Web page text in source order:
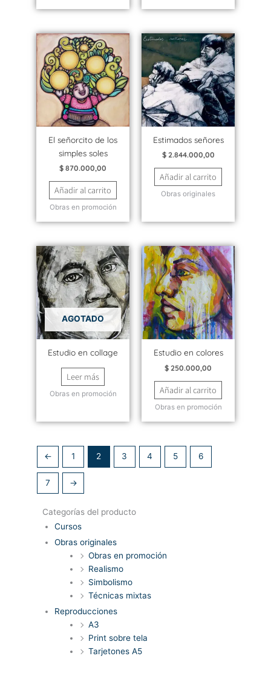
El señorcito de los
simples soles
$ 870.000,00
Añadir al carrito
Obras en promoción
Estimados señores
$2.844.000,00
Añadir al carrito
Obras originales
AGOTADO
Estudio en collage
Leer más
Obras en promoción
Estudio en colores
$ 250.000,00
Añadir al carrito
Obras en promoción
← 1 2 3 4 5 6
7 →
Categorías del producto
Cursos
Obras originales
Obras en promoción
Realismo
Simbolismo
Técnicas mixtas
Reproducciones
A3
Print sobre tela
Tarjetones A5